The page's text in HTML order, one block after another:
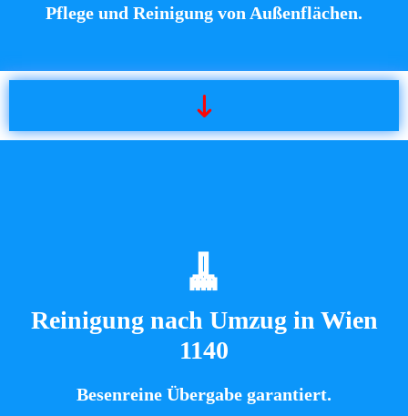
Pflege und Reinigung von Außenflächen.
🧹
Reinigung nach Umzug in Wien
1140
Besenreine Übergabe garantiert.